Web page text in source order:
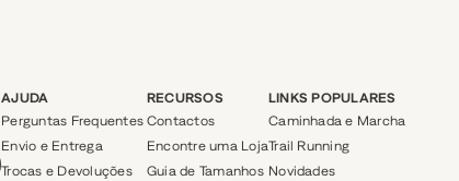
AJUDA
Perguntas Frequentes
Envio e Entrega
Trocas e Devoluções
RECURSOS
Contactos
Encontre uma Loja
Guia de Tamanhos
LINKS POPULARES
Caminhada e Marcha
Trail Running
Novidades